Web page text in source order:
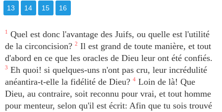
13 14 15 16
1
Quel est donc l'avantage des Juifs, ou quelle est l'utilité
de la circoncision? 2 Il est grand de toute manière, et tout
d'abord en ce que les oracles de Dieu leur ont été confiés.
3 Eh quoi! si quelques-uns n'ont pas cru, leur incrédulité
anéantira-t-elle la fidélité de Dieu? 4 Loin de là! Que
Dieu, au contraire, soit reconnu pour vrai, et tout homme
pour menteur, selon qu'il est écrit: Afin que tu sois trouvé